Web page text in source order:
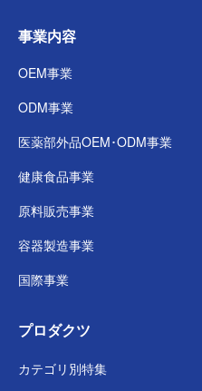
事業内容
OEM事業
ODM事業
医薬部外品OEM･ODM事業
健康食品事業
原料販売事業
容器製造事業
国際事業
プロダクツ
カテゴリ別特集